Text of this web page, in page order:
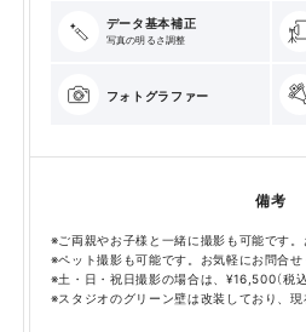
データ基本補正
写真の明るさ調整
フォトグラファー
備考
※ご両親やお子様と一緒に撮影も可能です。
※ペット撮影も可能です。お気軽にお問合せ
※土・日・祝日撮影の場合は、¥16,500（税込
※スタジオのグリーン壁は改装しており、現